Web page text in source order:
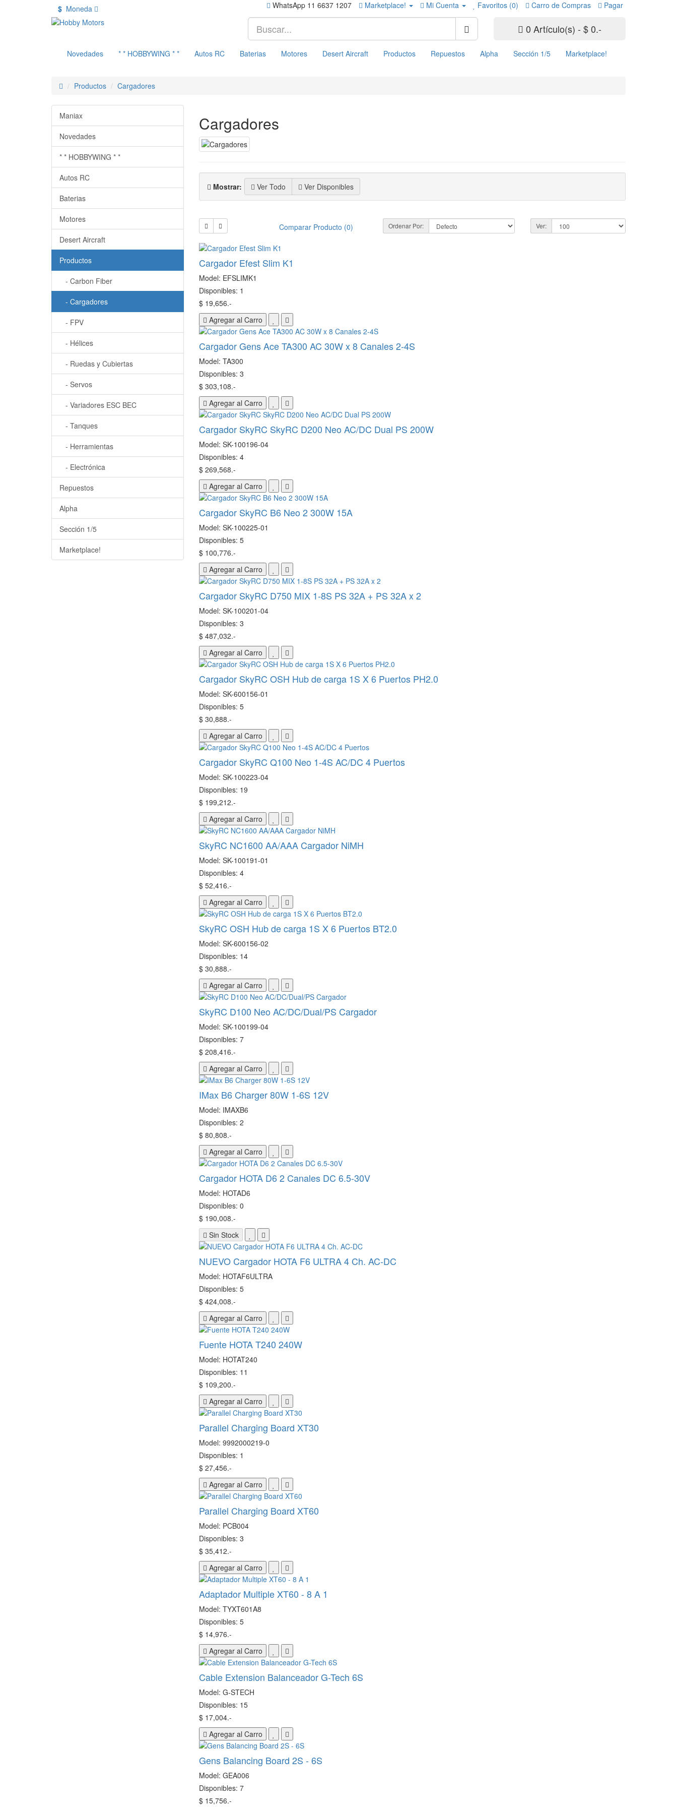
$ Moneda WhatsApp 11 6637 1207 Marketplace! Mi Cuenta Favoritos (0) Carro de Compras Pagar
0 Artículo(s) - $ 0.-
Novedades * * HOBBYWING * * Autos RC Baterias Motores Desert Aircraft Productos Repuestos Alpha Sección 1/5 Marketplace!
Productos Cargadores
Maniax
Novedades
* * HOBBYWING * *
Autos RC
Baterias
Motores
Desert Aircraft
Productos
- Carbon Fiber
- Cargadores
- FPV
- Hélices
- Ruedas y Cubiertas
- Servos
- Variadores ESC BEC
- Tanques
- Herramientas
- Electrónica
Repuestos
Alpha
Sección 1/5
Marketplace!
Cargadores
Mostrar: Ver Todo Ver Disponibles
Comparar Producto (0) Ordenar Por: Ver:
Cargador Efest Slim K1
Model: EFSLIMK1
Disponibles: 1
$ 19,656.-
Agregar al Carro
Cargador Gens Ace TA300 AC 30W x 8 Canales 2-4S
Model: TA300
Disponibles: 3
$ 303,108.-
Agregar al Carro
Cargador SkyRC SkyRC D200 Neo AC/DC Dual PS 200W
Model: SK-100196-04
Disponibles: 4
$ 269,568.-
Agregar al Carro
Cargador SkyRC B6 Neo 2 300W 15A
Model: SK-100225-01
Disponibles: 5
$ 100,776.-
Agregar al Carro
Cargador SkyRC D750 MIX 1-8S PS 32A + PS 32A x 2
Model: SK-100201-04
Disponibles: 3
$ 487,032.-
Agregar al Carro
Cargador SkyRC OSH Hub de carga 1S X 6 Puertos PH2.0
Model: SK-600156-01
Disponibles: 5
$ 30,888.-
Agregar al Carro
Cargador SkyRC Q100 Neo 1-4S AC/DC 4 Puertos
Model: SK-100223-04
Disponibles: 19
$ 199,212.-
Agregar al Carro
SkyRC NC1600 AA/AAA Cargador NiMH
Model: SK-100191-01
Disponibles: 4
$ 52,416.-
Agregar al Carro
SkyRC OSH Hub de carga 1S X 6 Puertos BT2.0
Model: SK-600156-02
Disponibles: 14
$ 30,888.-
Agregar al Carro
SkyRC D100 Neo AC/DC/Dual/PS Cargador
Model: SK-100199-04
Disponibles: 7
$ 208,416.-
Agregar al Carro
IMax B6 Charger 80W 1-6S 12V
Model: IMAXB6
Disponibles: 2
$ 80,808.-
Agregar al Carro
Cargador HOTA D6 2 Canales DC 6.5-30V
Model: HOTAD6
Disponibles: 0
$ 190,008.-
Sin Stock
NUEVO Cargador HOTA F6 ULTRA 4 Ch. AC-DC
Model: HOTAF6ULTRA
Disponibles: 5
$ 424,008.-
Agregar al Carro
Fuente HOTA T240 240W
Model: HOTAT240
Disponibles: 11
$ 109,200.-
Agregar al Carro
Parallel Charging Board XT30
Model: 9992000219-0
Disponibles: 1
$ 27,456.-
Agregar al Carro
Parallel Charging Board XT60
Model: PCB004
Disponibles: 3
$ 35,412.-
Agregar al Carro
Adaptador Multiple XT60 - 8 A 1
Model: TYXT601A8
Disponibles: 5
$ 14,976.-
Agregar al Carro
Cable Extension Balanceador G-Tech 6S
Model: G-STECH
Disponibles: 15
$ 17,004.-
Agregar al Carro
Gens Balancing Board 2S - 6S
Model: GEA006
Disponibles: 7
$ 15,756.-